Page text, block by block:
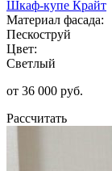
Шкаф-купе Крайт
Материал фасада:
Пескоструй
Цвет:
Светлый
от 36 000 руб.
Рассчитать